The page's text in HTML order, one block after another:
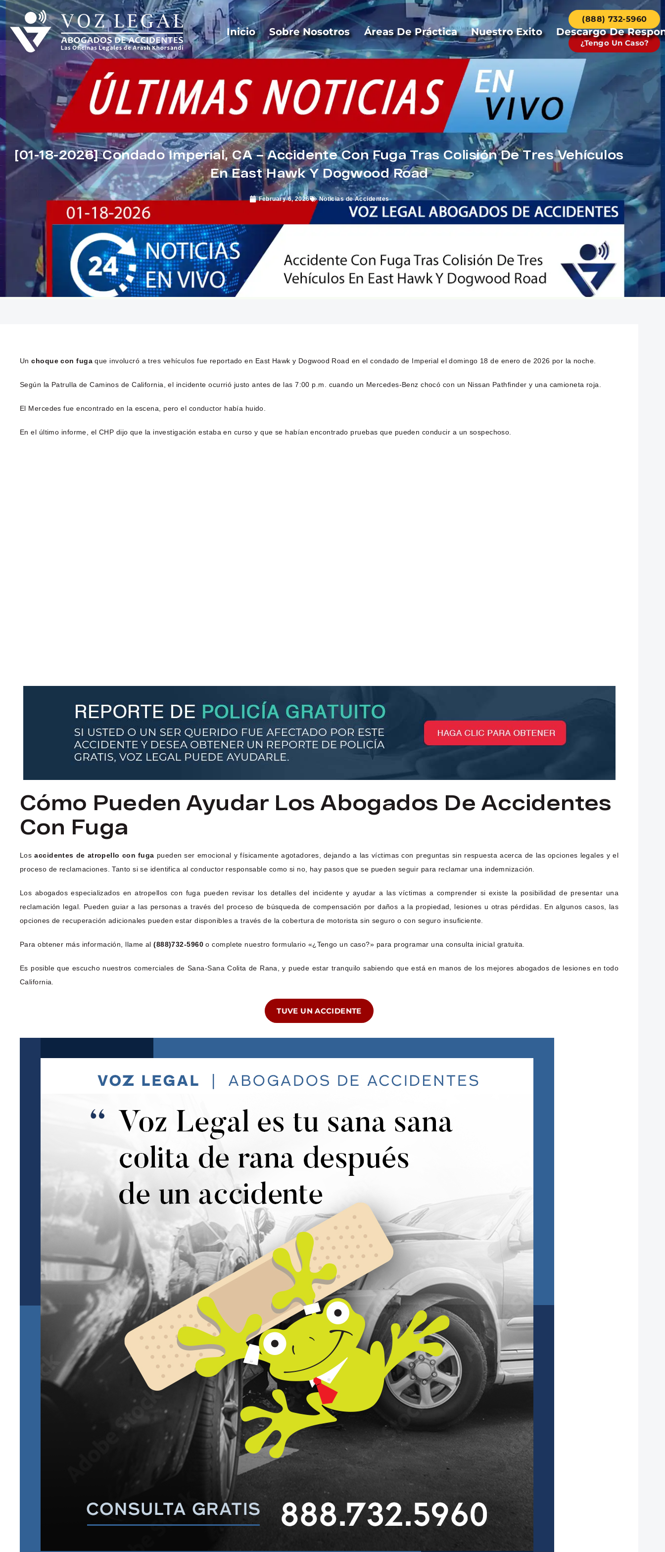
Inicio Sobre Nosotros Áreas De Práctica Nuestro Exito Descargo De
(888) 732-5960
¿Tengo Un Caso?
[01-18-2026] Condado Imperial, CA – Accidente Con Fuga Tras Colisión De Tres Vehículos
En East Hawk Y Dogwood Road
February 6, 2026 Noticias de Accidentes
Unchoque con fugaque involucró a tres vehículos fue reportado en East Hawk y Dogwood Road en el condado de Imperial el domingo 18 de enero de 2026 por la noche.
Según la Patrulla de Caminos de California, el incidente ocurrió justo antes de las 7:00 p.m. cuando un Mercedes-Benz chocó con un Nissan Pathfinder y una camioneta roja.
El Mercedes fue encontrado en la escena, pero el conductor había huido.
En el último informe, el CHP dijo que la investigación estaba en curso y que se habían encontrado pruebas que pueden conducir a un sospechoso.
Cómo Pueden Ayudar Los Abogados De Accidentes
Con Fuga
Losaccidentes de atropello con fuga pueden ser emocional y físicamente agotadores, dejando a las víctimas con preguntas sin respuesta acerca de las opciones legales y el
proceso de reclamaciones. Tanto si se identifica al conductor responsable como si no, hay pasos que se pueden seguir para reclamar una indemnización.
Los abogados especializados en atropellos con fuga pueden revisar los detalles del incidente y ayudar a las víctimas a comprender si existe la posibilidad de presentar una
reclamación legal. Pueden guiar a las personas a través del proceso de búsqueda de compensación por daños a la propiedad, lesiones u otras pérdidas. En algunos casos, las
opciones de recuperación adicionales pueden estar disponibles a través de la cobertura de motorista sin seguro o con seguro insuficiente.
Para obtener más información, llame al(888)732-5960 o complete nuestro formulario «¿Tengo un caso?» para programar una consulta inicial gratuita.
Es posible que escucho nuestros comerciales de Sana-Sana Colita de Rana, y puede estar tranquilo sabiendo que está en manos de los mejores abogados de lesiones en todo
California.
TUVE UN ACCIDENTE